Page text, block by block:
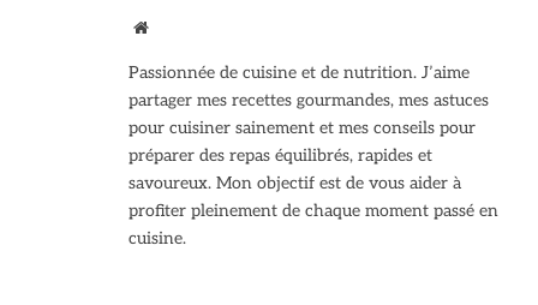
Site
Passionnée de cuisine et de nutrition. J’aime
partager mes recettes gourmandes, mes astuces
pour cuisiner sainement et mes conseils pour
préparer des repas équilibrés, rapides et
savoureux. Mon objectif est de vous aider à
profiter pleinement de chaque moment passé en
cuisine.